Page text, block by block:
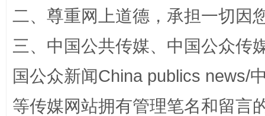
站台名比不上好声名
二、尊重网上道德，承担一切因
三、中国公共传媒、中国公众传
国公众新闻China publics news/
等传媒网站拥有管理笔名和留言